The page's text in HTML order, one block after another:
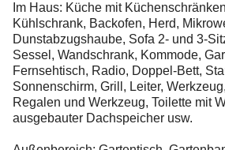
Im Haus: Küche mit
Kühlschrank, Backofen, Herd,
Dunstabzugshaube, Sofa 2- und 3-
Sessel, Wandschrank, Kommode,
Fernsehtisch, Radio, Doppel-Bett,
Sonnenschirm, Grill, Leiter,
Regalen und Werkzeug, Toilette mit
ausgebauter Dachspeicher usw.